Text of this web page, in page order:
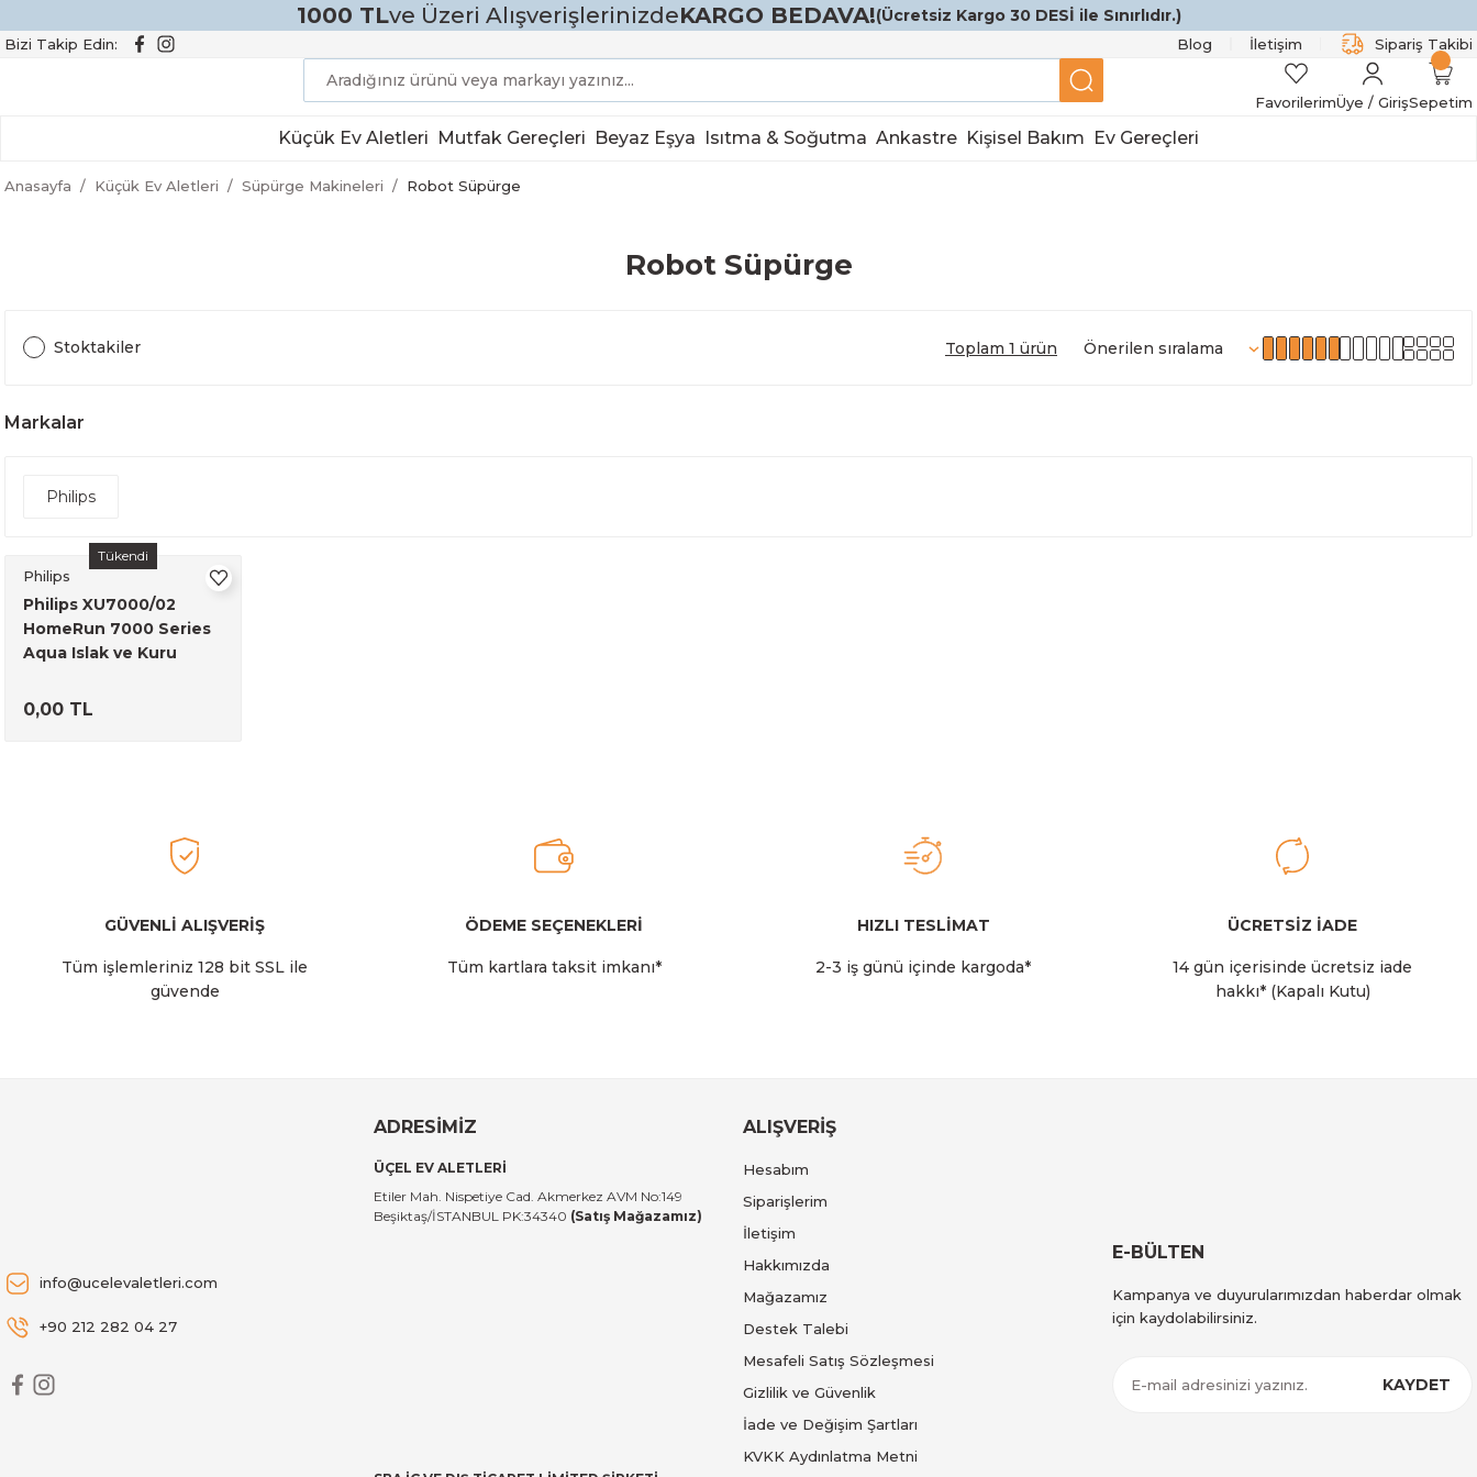
1000 TLve Üzeri AlışverişlerinizdeKARGO BEDAVA!(Ücretsiz Kargo 30 DESİ ile Sınırlıdır.)
Bizi Takip Edin: Blog İletişim Sipariş Takibi
FavorilerimÜye / GirişSepetim
Küçük Ev Aletleri Mutfak Gereçleri Beyaz Eşya Isıtma & Soğutma Ankastre Kişisel Bakım Ev Gereçleri
Anasayfa Küçük Ev Aletleri Süpürge Makineleri Robot Süpürge
Robot Süpürge
Stoktakiler Toplam 1 ürün
Markalar
Philips
Tükendi
Philips
Philips XU7000/02
HomeRun 7000 Series
Aqua Islak ve Kuru
0,00 TL
GÜVENLİ ALIŞVERİŞ
Tüm işlemleriniz 128 bit SSL ile
güvende
ÖDEME SEÇENEKLERİ
Tüm kartlara taksit imkanı*
HIZLI TESLİMAT
2-3 iş günü içinde kargoda*
ÜCRETSİZ İADE
14 gün içerisinde ücretsiz iade
hakkı* (Kapalı Kutu)
info@ucelevaletleri.com
+90 212 282 04 27
ADRESİMİZ
ÜÇEL EV ALETLERİ
Etiler Mah. Nispetiye Cad. Akmerkez AVM No:149
Beşiktaş/İSTANBUL PK:34340 (Satış Mağazamız)
ALIŞVERİŞ
Hesabım
Siparişlerim
İletişim
Hakkımızda
Mağazamız
Destek Talebi
Mesafeli Satış Sözleşmesi
Gizlilik ve Güvenlik
İade ve Değişim Şartları
KVKK Aydınlatma Metni
E-BÜLTEN
Kampanya ve duyurularımızdan haberdar olmak
için kaydolabilirsiniz.
KAYDET